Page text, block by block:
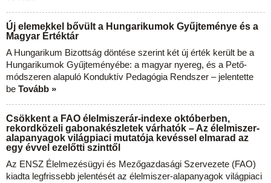
Új elemekkel bővült a Hungarikumok Gyűjteménye és a
Magyar Értéktár
A Hungarikum Bizottság döntése szerint két új érték került be a
Hungarikumok Gyűjteményébe: a magyar nyereg, és a Pető-
módszeren alapuló Konduktív Pedagógia Rendszer – jelentette
be Tovább »
Csökkent a FAO élelmiszerár-indexe októberben,
rekordközeli gabonakészletek várhatók – Az élelmiszer-
alapanyagok világpiaci mutatója kevéssel elmarad az
egy évvel ezelőtti szinttől
Az ENSZ Élelmezésügyi és Mezőgazdasági Szervezete (FAO)
kiadta legfrissebb jelentését az élelmiszer-alapanyagok világpiaci